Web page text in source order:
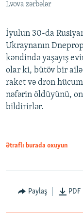
Lvova zərbələr
İyulun 30-da
Ukraynanın
kəndində yaşayış
olar ki, bütöv bir
raket və dron
nəfərin öldüyünü,
bildirirlər.
Ətraflı burada oxuyun
Paylaş PDF